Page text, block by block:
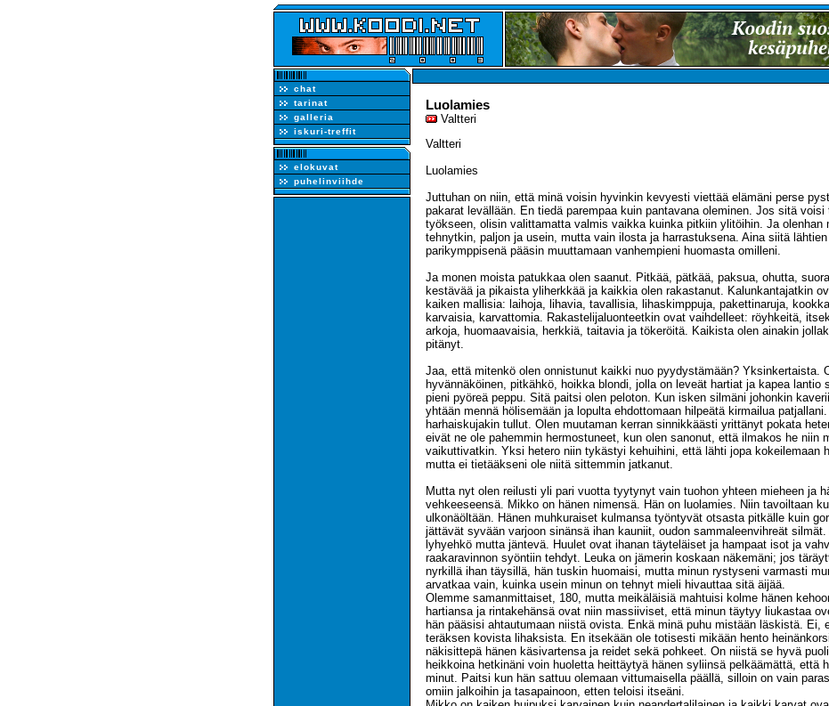
chat
tarinat
galleria
iskuri-treffit
elokuvat
puhelinviihde
Luolamies
Valtteri
Valtteri
Luolamies
Juttuhan on niin, että minä voisin hyvinkin kevyesti viettää elämäni perse
pakarat levällään. En tiedä parempaa kuin pantavana oleminen. Jos sitä voisi
työkseen, olisin valittamatta valmis vaikka kuinka pitkiin ylitöihin. Ja olenhan
tehnytkin, paljon ja usein, mutta vain ilosta ja harrastuksena. Aina siitä
parikymppisenä pääsin muuttamaan vanhempieni huomasta omilleni.
Ja monen moista patukkaa olen saanut. Pitkää, pätkää, paksua, ohutta,
kestävää ja pikaista yliherkkää ja kaikkia olen rakastanut. Kalunkantajatkin
kaiken mallisia: laihoja, lihavia, tavallisia, lihaskimppuja, pakettinaruja,
karvaisia, karvattomia. Rakastelijaluonteetkin ovat vaihdelleet: röyhkeitä,
arkoja, huomaavaisia, herkkiä, taitavia ja tökeröitä. Kaikista olen ainakin
pitänyt.
Jaa, että mitenkö olen onnistunut kaikki nuo pyydystämään? Yksinkertaista.
hyvännäköinen, pitkähkö, hoikka blondi, jolla on leveät hartiat ja kapea lantio
pieni pyöreä peppu. Sitä paitsi olen peloton. Kun isken silmäni johonkin
yhtään mennä hölisemään ja lopulta ehdottomaan hilpeätä kirmailua
harhaiskujakin tullut. Olen muutaman kerran sinnikkäästi yrittänyt pokata
eivät ne ole pahemmin hermostuneet, kun olen sanonut, että ilmakos he niin
vaikuttivatkin. Yksi hetero niin tykästyi kehuihini, että lähti jopa kokeilemaan
mutta ei tietääkseni ole niitä sittemmin jatkanut.
Mutta nyt olen reilusti yli pari vuotta tyytynyt vain tuohon yhteen mieheen ja
vehkeeseensä. Mikko on hänen nimensä. Hän on luolamies. Niin tavoiltaan
ulkonäöltään. Hänen muhkuraiset kulmansa työntyvät otsasta pitkälle kuin
jättävät syvään varjoon sinänsä ihan kauniit, oudon sammaleenvihreät silmät.
lyhyehkö mutta jäntevä. Huulet ovat ihanan täyteläiset ja hampaat isot ja
raakaravinnon syöntiin tehdyt. Leuka on jämerin koskaan näkemäni; jos
nyrkillä ihan täysillä, hän tuskin huomaisi, mutta minun rystyseni varmasti
arvatkaa vain, kuinka usein minun on tehnyt mieli hivauttaa sitä äijää.
Olemme samanmittaiset, 180, mutta meikäläisiä mahtuisi kolme hänen
hartiansa ja rintakehänsä ovat niin massiiviset, että minun täytyy liukastaa
hän pääsisi ahtautumaan niistä ovista. Enkä minä puhu mistään läskistä. Ei,
teräksen kovista lihaksista. En itsekään ole totisesti mikään hento
näkisittepä hänen käsivartensa ja reidet sekä pohkeet. On niistä se hyvä
heikkoina hetkinäni voin huoletta heittäytyä hänen syliinsä pelkäämättä, että
minut. Paitsi kun hän sattuu olemaan vittumaisella päällä, silloin on vain
omiin jalkoihin ja tasapainoon, etten teloisi itseäni.